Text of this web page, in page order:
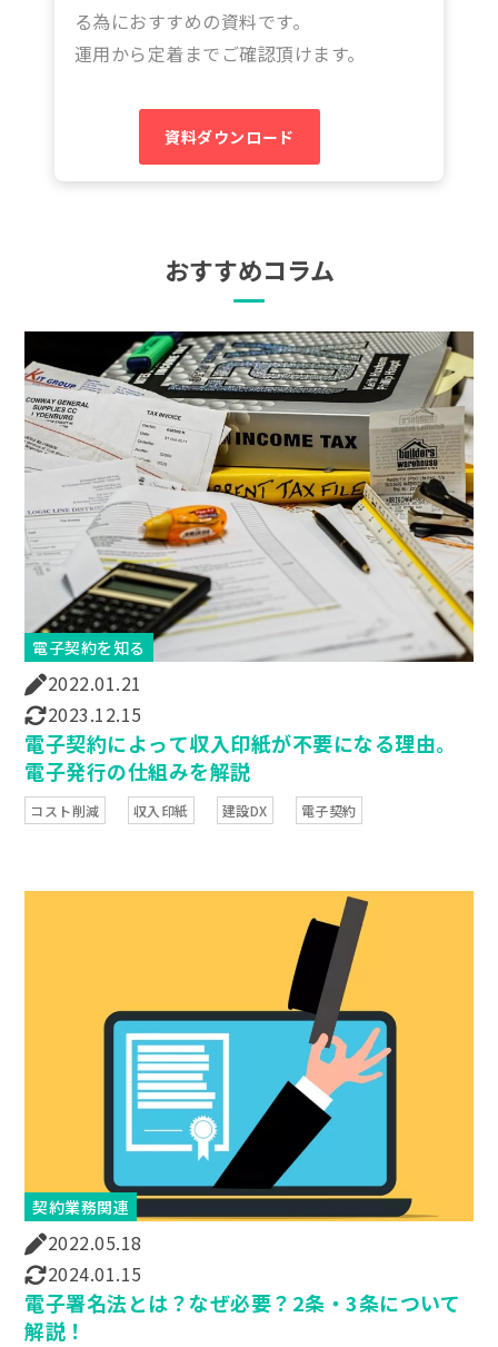
る為におすすめの資料です。
運用から定着までご確認頂けます。
資料ダウンロード
おすすめコラム
電子契約を知る
2022.01.21
2023.12.15
電子契約によって収入印紙が不要になる理由。
電子発行の仕組みを解説
コスト削減 収入印紙 建設DX 電子契約
契約業務関連
2022.05.18
2024.01.15
電子署名法とは？なぜ必要？2条・3条について
解説！